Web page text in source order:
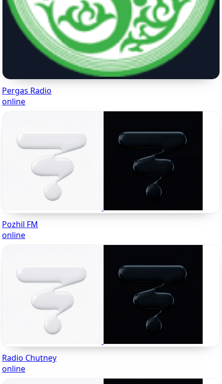
Pergas Radio
online
Pozhil FM
online
Radio Chutney
online